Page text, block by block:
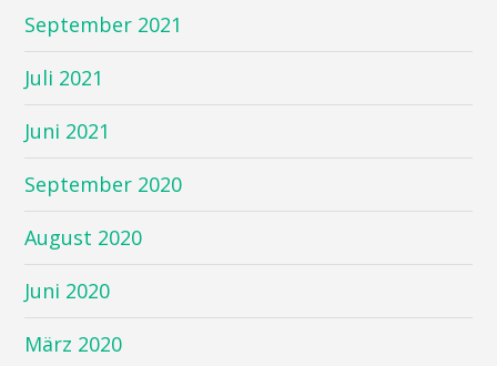
September 2021
Juli 2021
Juni 2021
September 2020
August 2020
Juni 2020
März 2020